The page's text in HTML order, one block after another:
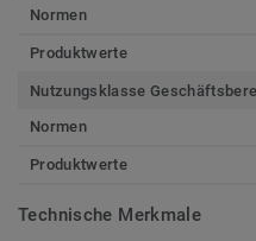
Normen
Produktwerte
Nutzungsklasse
Normen
Produktwerte
Technische Merkmale